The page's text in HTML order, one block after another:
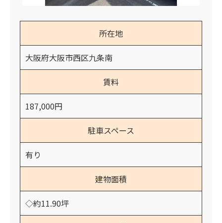
所在地
大阪府大阪市西区九条南
賃料
187,000円
駐車スペース
有り
建物面積
◇約11.90坪